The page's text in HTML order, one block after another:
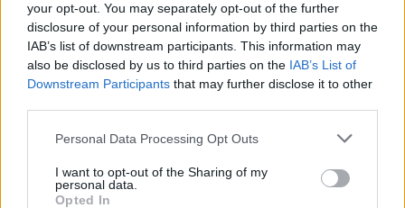
your opt-out. You may separately opt-out of the further
disclosure of your personal information by third parties on the
IAB’s list of downstream participants. This information may
also be disclosed by us to third parties on the IAB’s List of
Downstream Participants that may further disclose it to other
Personal Data Processing Opt Outs
I want to opt-out of the Sharing of my
personal data.
Opted In